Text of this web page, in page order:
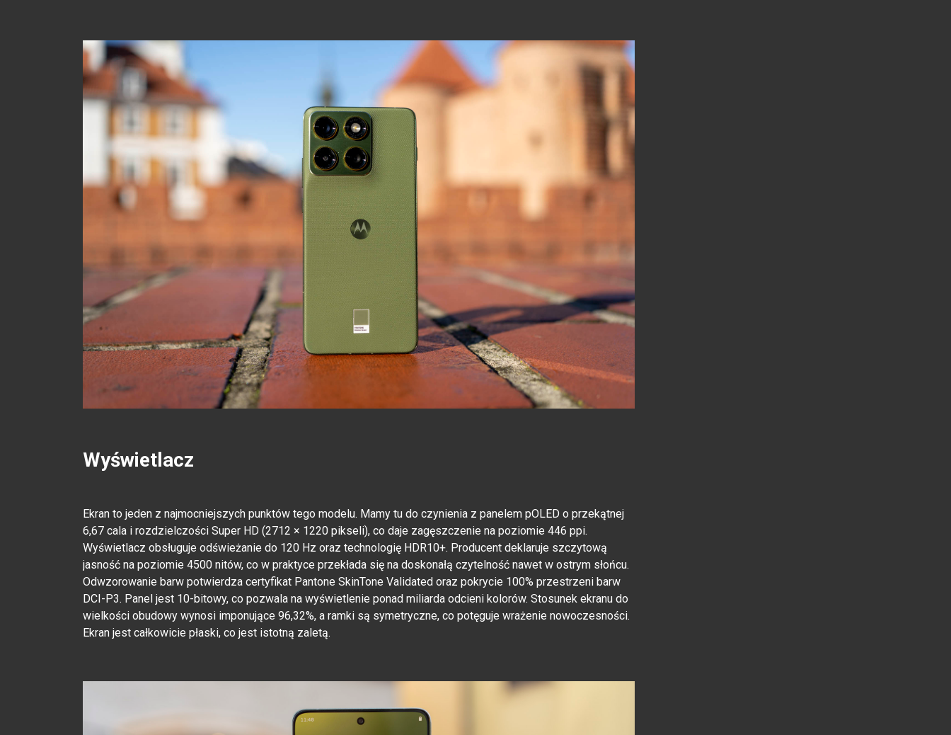
Wyświetlacz
Ekran to jeden z najmocniejszych punktów tego modelu. Mamy tu do czynienia z panelem pOLED o przekątnej
6,67 cala i rozdzielczości Super HD (2712 × 1220 pikseli), co daje zagęszczenie na poziomie 446 ppi.
Wyświetlacz obsługuje odświeżanie do 120 Hz oraz technologię HDR10+. Producent deklaruje szczytową
jasność na poziomie 4500 nitów, co w praktyce przekłada się na doskonałą czytelność nawet w ostrym słońcu.
Odwzorowanie barw potwierdza certyfikat Pantone SkinTone Validated oraz pokrycie 100% przestrzeni barw
DCI-P3. Panel jest 10-bitowy, co pozwala na wyświetlenie ponad miliarda odcieni kolorów. Stosunek ekranu do
wielkości obudowy wynosi imponujące 96,32%, a ramki są symetryczne, co potęguje wrażenie nowoczesności.
Ekran jest całkowicie płaski, co jest istotną zaletą.